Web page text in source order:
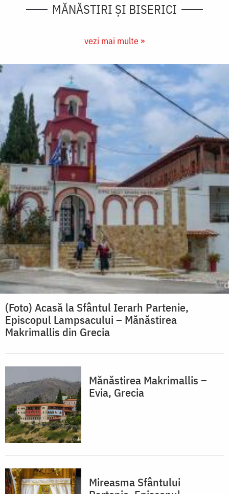
MĂNĂSTIRI ȘI BISERICI
vezi mai multe »
(Foto) Acasă la Sfântul Ierarh Partenie,
Episcopul Lampsacului – Mănăstirea
Makrimallis din Grecia
Mănăstirea Makrimallis –
Evia, Grecia
Mireasma Sfântului